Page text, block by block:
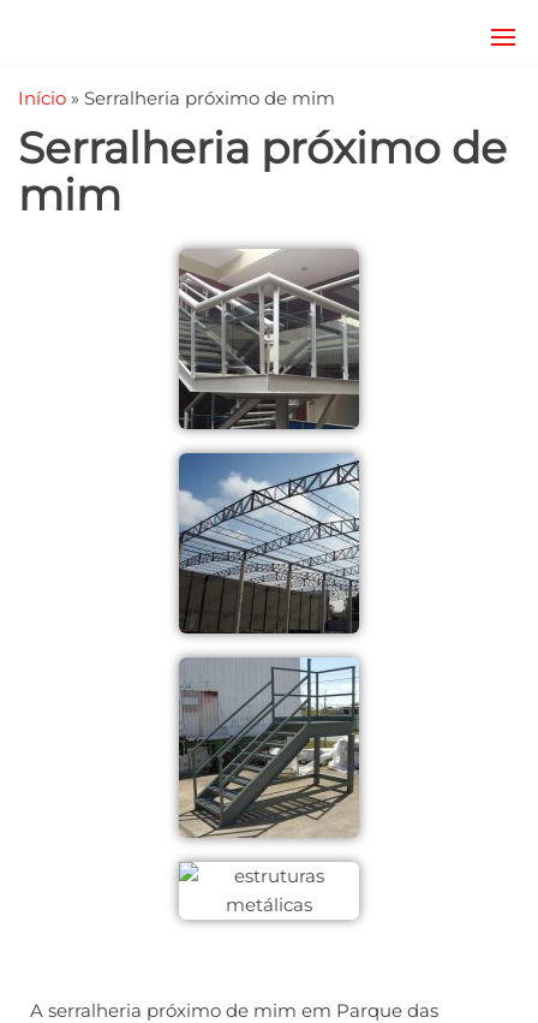
Estruturas
e
Serralheria
coberturas
mezanino
metálico,
telhado
Início » Serralheria próximo de mim
Serralheria próximo de
mim
A serralheria próximo de mim em Parque das